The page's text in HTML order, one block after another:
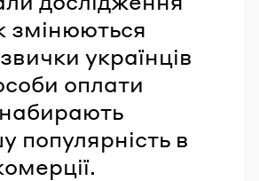
змінюються
українців
оплати
набирають
популярність в